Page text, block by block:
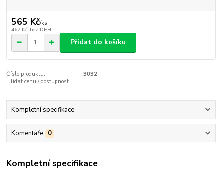
565 Kč/ks
467 Kč bez DPH
Přidat do košíku
Číslo produktu:
3032
Hlídat cenu / dostupnost
Kompletní specifikace
Komentáře 0
Kompletní specifikace